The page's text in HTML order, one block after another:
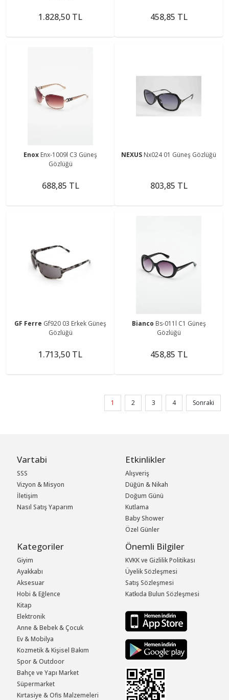
1.828,50 TL 458,85 TL
Enox Enx-1009l C3 Güneş
Gözlüğü
688,85 TL
NEXUS Nx024 01 Güneş Gözlüğü
803,85 TL
GF Ferre Gf920 03 Erkek Güneş
Gözlüğü
1.713,50 TL
Bianco Bs-011l C1 Güneş
Gözlüğü
458,85 TL
1 2 3 4 Sonraki
Vartabi
SSS
Vizyon & Misyon
İletişim
Nasıl Satış Yaparım
Etkinlikler
Alışveriş
Düğün & Nikah
Doğum Günü
Kutlama
Baby Shower
Özel Günler
Kategoriler
Giyim
Ayakkabı
Aksesuar
Hobi & Eğlence
Kitap
Elektronik
Anne & Bebek & Çocuk
Ev & Mobilya
Kozmetik & Kişisel Bakım
Spor & Outdoor
Bahçe ve Yapı Market
Süpermarket
Kırtasiye & Ofis Malzemeleri
Önemli Bilgiler
KVKK ve Gizlilik Politikası
Üyelik Sözleşmesi
Satış Sözleşmesi
Katkıda Bulun Sözleşmesi